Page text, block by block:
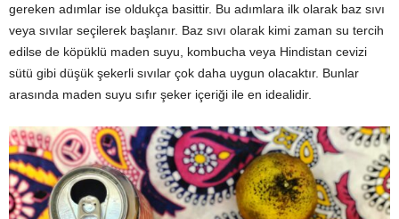
gereken adımlar ise oldukça basittir. Bu adımlara ilk olarak baz sıvı
veya sıvılar seçilerek başlanır. Baz sıvı olarak kimi zaman su tercih
edilse de köpüklü maden suyu, kombucha veya Hindistan cevizi
sütü gibi düşük şekerli sıvılar çok daha uygun olacaktır. Bunlar
arasında maden suyu sıfır şeker içeriği ile en idealidir.